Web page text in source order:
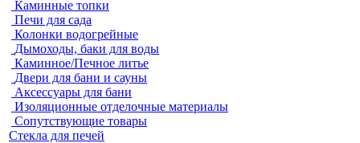
Каминные топки
Печи для сада
Колонки водогрейные
Дымоходы, баки для воды
Каминное/Печное литье
Двери для бани и сауны
Аксессуары для бани
Изоляционные отделочные материалы
Сопутствующие товары
Стекла для печей